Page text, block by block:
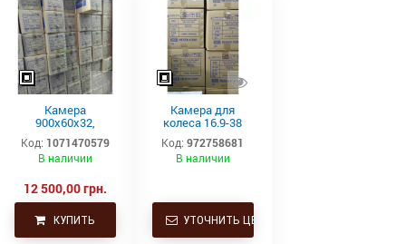
Камера
900х60х32,
900/60/32,
900/60р32,
толстая 35,5-32
Код: 1071470579
В наличии
12 500,00 грн.
КУПИТЬ
Камера для
колеса 16.9-38
NEXEN TR218A
(16.9/14-38,
18.4/15-38, 480/70-
38)
Код: 972758681
В наличии
УТОЧНИТЬ ЦЕНУ